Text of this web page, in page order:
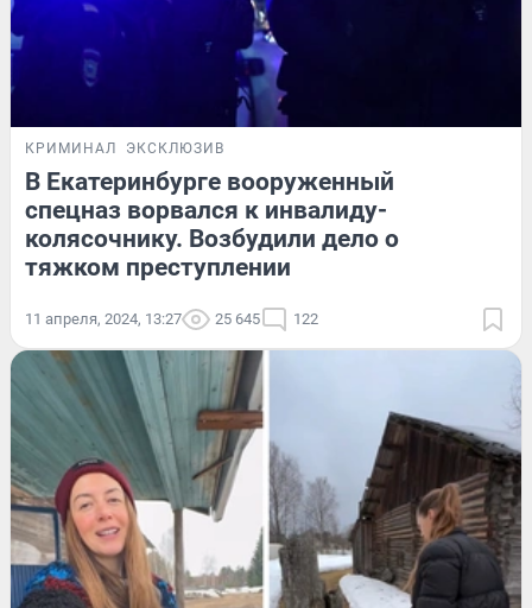
КРИМИНАЛ ЭКСКЛЮЗИВ
В Екатеринбурге вооруженный
спецназ ворвался к инвалиду-
колясочнику. Возбудили дело о
тяжком преступлении
11 апреля, 2024, 13:27 25 645 122